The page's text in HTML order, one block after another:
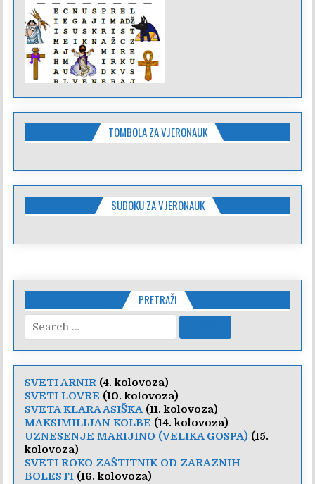
TOMBOLA ZA VJERONAUK
SUDOKU ZA VJERONAUK
PRETRAŽI
for:
SVETI ARNIR(4. kolovoza)
SVETI LOVRE (10. kolovoza)
SVETA KLARA ASIŠKA (11. kolovoza)
MAKSIMILIJAN KOLBE (14. kolovoza)
UZNESENJE MARIJINO (VELIKA GOSPA) (15.
kolovoza)
SVETI ROKO ZAŠTITNIK OD ZARAZNIH
BOLESTI (16. kolovoza)